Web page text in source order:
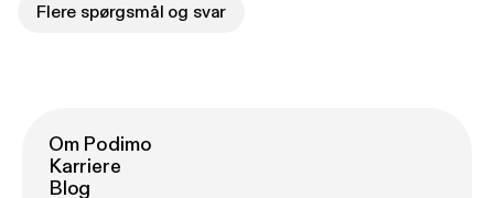
Flere spørgsmål og svar
Om Podimo
Karriere
Blog